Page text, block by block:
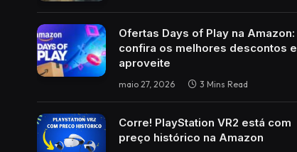
Ofertas Days of Play na Amazon:
confira os melhores descontos e
aproveite
maio 27, 2026 3 Mins Read
Corre! PlayStation VR2 está com
preço histórico na Amazon